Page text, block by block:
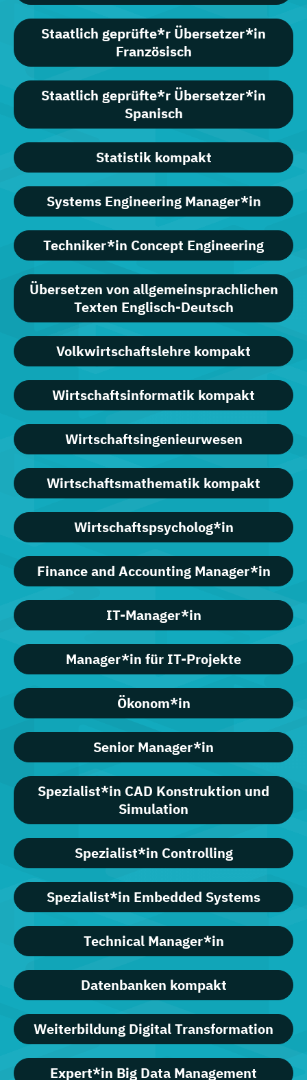
Staatlich geprüfte*r Übersetzer*in
Französisch
Staatlich geprüfte*r Übersetzer*in
Spanisch
Statistik kompakt
Systems Engineering Manager*in
Techniker*in Concept Engineering
Übersetzen von allgemeinsprachlichen
Texten Englisch-Deutsch
Volkwirtschaftslehre kompakt
Wirtschaftsinformatik kompakt
Wirtschaftsingenieurwesen
Wirtschaftsmathematik kompakt
Wirtschaftspsycholog*in
Finance and Accounting Manager*in
IT-Manager*in
Manager*in für IT-Projekte
Ökonom*in
Senior Manager*in
Spezialist*in CAD Konstruktion und
Simulation
Spezialist*in Controlling
Spezialist*in Embedded Systems
Technical Manager*in
Datenbanken kompakt
Weiterbildung Digital Transformation
Expert*in Big Data Management